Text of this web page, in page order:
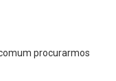
procurarmos